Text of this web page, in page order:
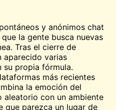
y anónimos chat
la gente busca nuevas
Tras el cierre de
aparecido varias
su propia fórmula.
más recientes
la emoción del
aleatorio con un ambiente
que parezca un lugar de